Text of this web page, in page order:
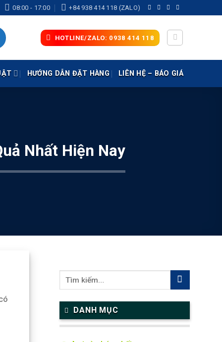
08:00 - 17:00 +84 938 414 118 (ZALO)
HOTLINE/ZALO: 0938 414 118
HƯỚNG DẪN ĐẶT HÀNG LIÊN HỆ – BÁO GIÁ
Nhất Hiện Nay
DANH MỤC